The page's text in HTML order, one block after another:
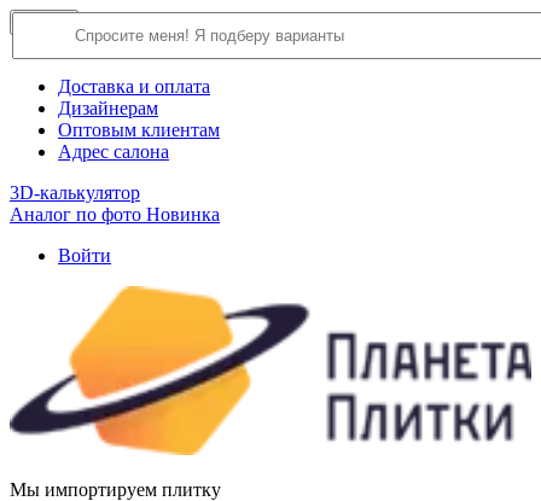
О компании
Доставка и оплата
Дизайнерам
Оптовым клиентам
Адрес салона
3D-калькулятор
Аналог по фото Новинка
Войти
Мы импортируем плитку